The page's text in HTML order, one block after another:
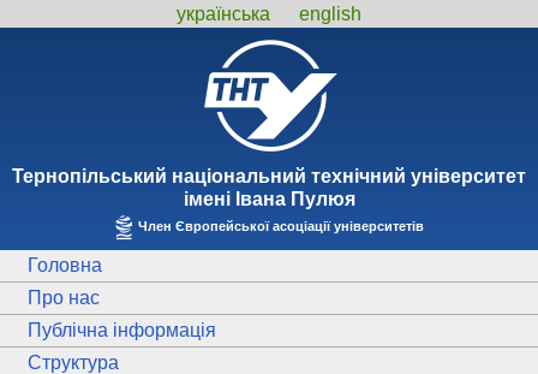
українська english
Тернопiльський національний технiчний унiверситет
iменi Iвана Пулюя
Член Європейської асоціації університетів
Головна
Про нас
Публічна інформація
Структура